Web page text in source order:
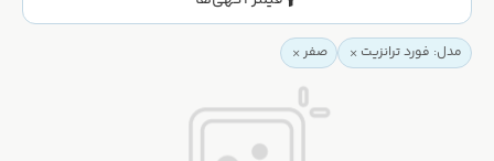
مدل: فورد ترانزیت صفر